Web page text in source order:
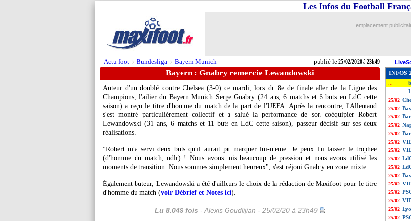
Actu foot > Bundesliga > Bayern Munich publié le25/02/2020 à 23h49
Les Infos du Football
emplacement
Bayern : Gnabry remercie Lewandowski
Auteur d'un doublé contre Chelsea (3-0) ce mardi, lors du 8e de finale aller de la Ligue des
Champions, l'ailier du Bayern Munich Serge Gnabry (24 ans, 6 matchs et 6 buts en LdC cette
saison) a reçu le titre d'homme du match de la part de l'UEFA. Après la rencontre, l'Allemand
s'est montré particulièrement collectif et a salué la performance de son coéquipier Robert
Lewandowski (31 ans, 6 matchs et 11 buts en LdC cette saison), passeur décisif sur ses deux
réalisations.
"Robert m'a servi deux buts qu'il aurait pu marquer lui-même. Je peux lui laisser le trophée
(d'homme du match, ndlr) ! Nous avons mis beaucoup de pression et nous avons utilisé les
moments de transition. Nous sommes simplement heureux", s'est réjoui Gnabry en zone mixte.
Également buteur, Lewandowski a été d'ailleurs le choix de la rédaction de Maxifoot pour le titre
d'homme du match (voir Débrief et Notes ici).
Lu 8.049 fois - Alexis Goudlijian - 25/02/20 à 23h49
INFOS
25/02
25/02
25/02
25/02
25/02
25/02
25/02
25/02
25/02
25/02
25/02
25/02
25/02
25/02
25/02